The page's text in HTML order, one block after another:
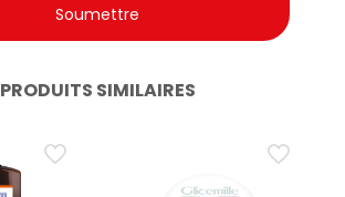
PRODUITS SIMILAIRES